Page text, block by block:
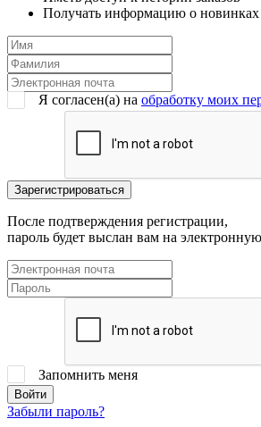
Получать информацию о новинках
Я согласен(a) на обработку моих
После подтверждения регистрации,
пароль будет выслан вам на
Запомнить меня
Забыли пароль?